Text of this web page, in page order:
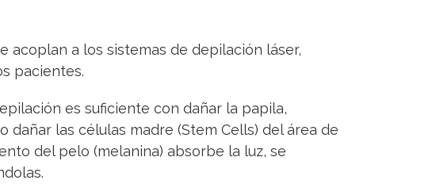
acoplan a los sistemas de depilación láser,
pacientes.
es suficiente con dañar la papila,
las células madre (Stem Cells) del área de
del pelo (melanina) absorbe la luz, se